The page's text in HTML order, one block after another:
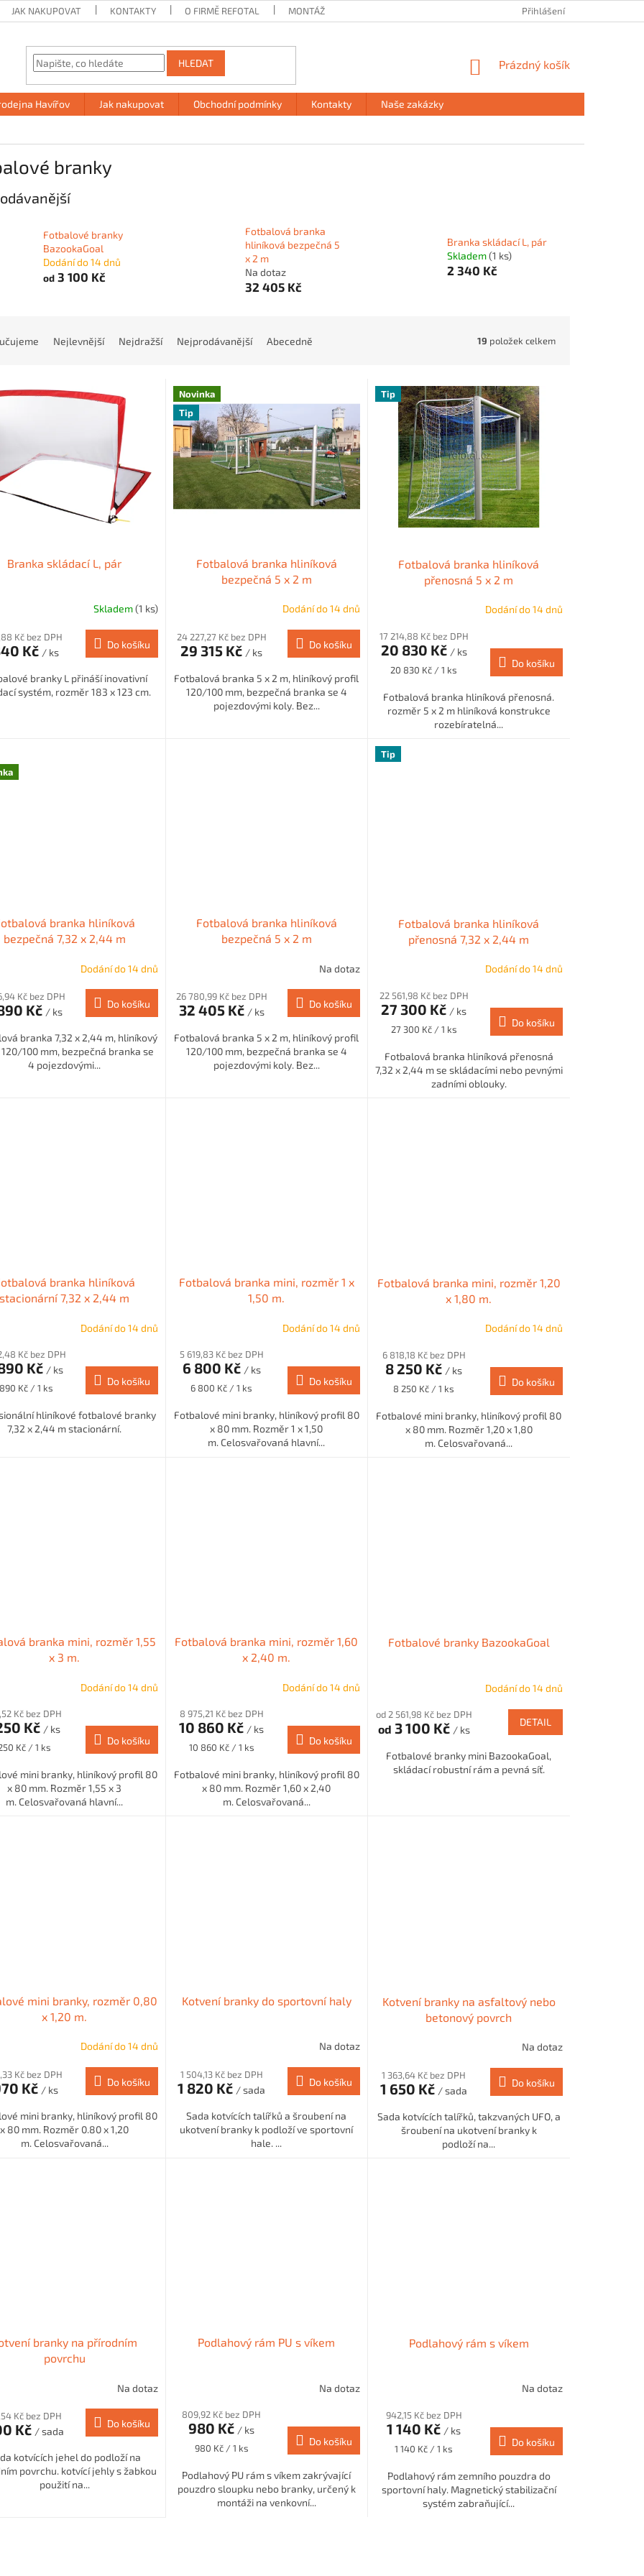
JAK NAKUPOVAT KONTAKTY O FIRMĚ REFOTAL MONTÁŽE PODMÍNKY OCHRANY OSOBNÍCH ÚDAJŮ
Přihlášení
HLEDAT
NÁKUPNÍ
Prázdný košík
Havířov Jak nakupovat Obchodní podmínky Kontakty Naše zakázky
branky
Fotbalové branky
BazookaGoal
Dodání do 14 dnů
od 3 100 Kč
Fotbalová branka
hliníková bezpečná 5
x 2 m
Na dotaz
32 405 Kč
Branka skládací L, pár
Skladem(1 ks)
2 340 Kč
Nejlevnější Nejdražší Nejprodávanější Abecedně 19 položek celkem
Branka skládací L, pár
Skladem(1 ks)
Kč bez DPH
Kč / ks
Do košíku
branky L přináší inovativní
systém, rozměr 183 x 123 cm.
Novinka
Tip
Fotbalová branka hliníková
bezpečná 5 x 2 m
Dodání do 14 dnů
24 227,27 Kč bez DPH
29 315 Kč / ks
Do košíku
Fotbalová branka 5 x 2 m, hliníkový profil
120/100 mm, bezpečná branka se 4
pojezdovými koly. Bez...
Tip
Fotbalová branka hliníková
přenosná 5 x 2 m
Dodání do 14 dnů
17 214,88 Kč bez DPH
20 830 Kč / ks
Měrná
20 830 Kč / 1 ks
Do košíku
Fotbalová branka hliníková přenosná.
rozměr 5 x 2 m hliníková konstrukce
rozebíratelná...
branka hliníková
bezpečná 7,32 x 2,44 m
Dodání do 14 dnů
Kč bez DPH
Kč / ks
Do košíku
branka 7,32 x 2,44 m, hliníkový
100 mm, bezpečná branka se
4 pojezdovými...
Fotbalová branka hliníková
bezpečná 5 x 2 m
Na dotaz
26 780,99 Kč bez DPH
32 405 Kč / ks
Do košíku
Fotbalová branka 5 x 2 m, hliníkový profil
120/100 mm, bezpečná branka se 4
pojezdovými koly. Bez...
Tip
Fotbalová branka hliníková
přenosná 7,32 x 2,44 m
Dodání do 14 dnů
22 561,98 Kč bez DPH
27 300 Kč / ks
Měrná
27 300 Kč / 1 ks
Do košíku
Fotbalová branka hliníková přenosná
7,32 x 2,44 m se skládacími nebo pevnými
zadními oblouky.
branka hliníková
stacionární 7,32 x 2,44 m
Dodání do 14 dnů
Kč bez DPH
Kč / ks
Kč / 1 ks
Do košíku
hliníkové fotbalové branky
7,32 x 2,44 m stacionární.
Fotbalová branka mini, rozměr 1 x
1,50 m.
Dodání do 14 dnů
5 619,83 Kč bez DPH
6 800 Kč / ks
Měrná
6 800 Kč / 1 ks
Do košíku
Fotbalové mini branky, hliníkový profil 80
x 80 mm. Rozměr 1 x 1,50
m. Celosvařovaná hlavní...
Fotbalová branka mini, rozměr 1,20
x 1,80 m.
Dodání do 14 dnů
6 818,18 Kč bez DPH
8 250 Kč / ks
Měrná
8 250 Kč / 1 ks
Do košíku
Fotbalové mini branky, hliníkový profil 80
x 80 mm. Rozměr 1,20 x 1,80
m. Celosvařovaná...
branka mini, rozměr 1,55
x 3 m.
Dodání do 14 dnů
Kč bez DPH
Kč / ks
Kč / 1 ks
Do košíku
mini branky, hliníkový profil 80
x 80 mm. Rozměr 1,55 x 3
m. Celosvařovaná hlavní...
Fotbalová branka mini, rozměr 1,60
x 2,40 m.
Dodání do 14 dnů
8 975,21 Kč bez DPH
10 860 Kč / ks
Měrná
10 860 Kč / 1 ks
Do košíku
Fotbalové mini branky, hliníkový profil 80
x 80 mm. Rozměr 1,60 x 2,40
m. Celosvařovaná...
Fotbalové branky BazookaGoal
Dodání do 14 dnů
od 2 561,98 Kč bez DPH
od 3 100 Kč / ks
DETAIL
Fotbalové branky mini BazookaGoal,
skládací robustní rám a pevná síť.
mini branky, rozměr 0,80
x 1,20 m.
Dodání do 14 dnů
Kč bez DPH
Kč / ks
Do košíku
mini branky, hliníkový profil 80
x 80 mm. Rozměr 0.80 x 1,20
m. Celosvařovaná...
Kotvení branky do sportovní haly
Na dotaz
1 504,13 Kč bez DPH
1 820 Kč / sada
Do košíku
Sada kotvících talířků a šroubení na
ukotvení branky k podloží ve sportovní
hale. ...
Kotvení branky na asfaltový nebo
betonový povrch
Na dotaz
1 363,64 Kč bez DPH
1 650 Kč / sada
Do košíku
Sada kotvících talířků, takzvaných UFO, a
šroubení na ukotvení branky k
podloží na...
branky na přírodním
povrchu
Na dotaz
Kč bez DPH
Kč / sada
Do košíku
kotvících jehel do podloží na
povrchu. kotvící jehly s žabkou
použití na...
Podlahový rám PU s víkem
Na dotaz
809,92 Kč bez DPH
980 Kč / ks
Měrná
980 Kč / 1 ks
Do košíku
Podlahový PU rám s víkem zakrývající
pouzdro sloupku nebo branky, určený k
montáži na venkovní...
Podlahový rám s víkem
Na dotaz
942,15 Kč bez DPH
1 140 Kč / ks
Měrná
1 140 Kč / 1 ks
Do košíku
Podlahový rám zemního pouzdra do
sportovní haly. Magnetický stabilizační
systém zabraňující...